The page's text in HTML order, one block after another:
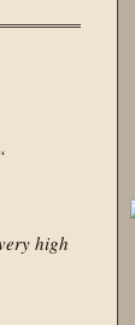
high